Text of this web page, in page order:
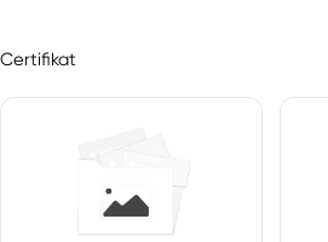
Certifikat